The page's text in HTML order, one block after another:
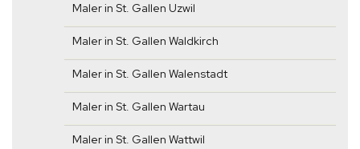
Maler in St. Gallen Uzwil
Maler in St. Gallen Waldkirch
Maler in St. Gallen Walenstadt
Maler in St. Gallen Wartau
Maler in St. Gallen Wattwil